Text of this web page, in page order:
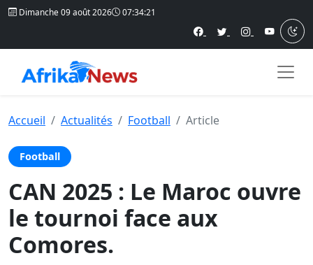
Dimanche 09 août 2026 07:34:21
Accueil Actualités Football Article
Football
CAN 2025 : Le Maroc ouvre
le tournoi face aux
Comores.